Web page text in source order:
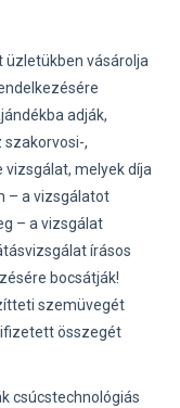
vásárolja
adják,
szakorvosi-,
melyek díja
– a vizsgálatot
– a vizsgálat
írásos
bocsátják!
szemüvegét
összegét
csúcstechnológiás